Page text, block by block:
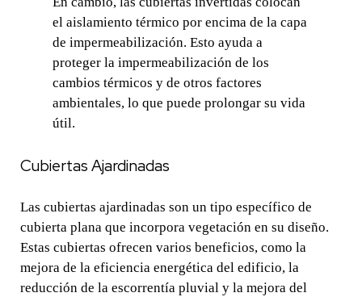
el aislamiento térmico por encima de la capa
de impermeabilización. Esto ayuda a
proteger la impermeabilización de los
cambios térmicos y de otros factores
ambientales, lo que puede prolongar su vida
útil.
Cubiertas Ajardinadas
Las cubiertas ajardinadas son un tipo específico de
cubierta plana que incorpora vegetación en su diseño.
Estas cubiertas ofrecen varios beneficios, como la
mejora de la eficiencia energética del edificio, la
reducción de la escorrentía pluvial y la mejora del